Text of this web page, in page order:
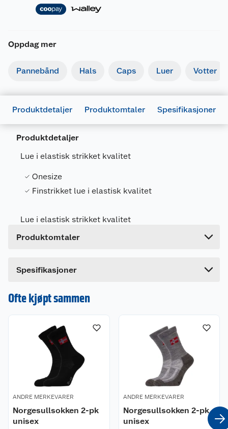
Oppdag mer
Pannebånd Hals Caps Luer Votter
Produktdetaljer Produktomtaler Spesifikasjoner
Produktdetaljer
Lue i elastisk strikket kvalitet
Onesize
Finstrikket lue i elastisk kvalitet
Lue i elastisk strikket kvalitet
Produktomtaler
Dette produktet har ikke fått noen omtale ennå.
en omtale.
Spesifikasjoner
Generelt
Artikkelnummer
7025180656512
Leverandørens artikkelnummer
Størrelse
Farge
Forpakningsmål
Lengde
Ofte kjøpt sammen
ANDRE MERKEVARER
Norgesullsokken 2-pk
unisex
ANDRE MERKEVARER
Norgesullsokken 2-pk
unisex